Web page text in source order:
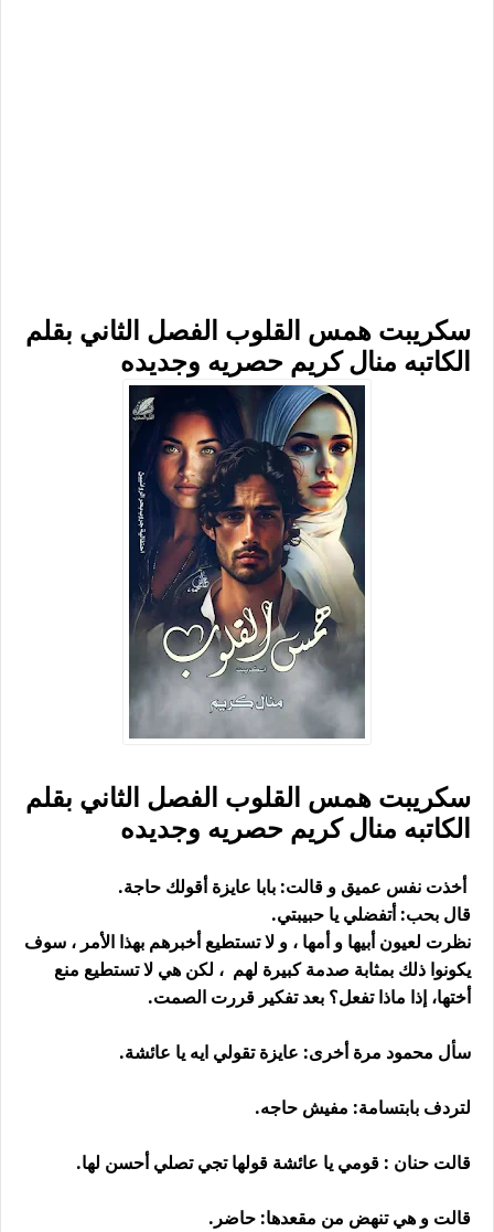
سكريبت همس القلوب الفصل الثاني بقلم
الكاتبه منال كريم حصريه وجديده
سكريبت همس القلوب الفصل الثاني بقلم
الكاتبه منال كريم حصريه وجديده
أخذت نفس عميق و قالت: بابا عايزة أقولك حاجة.
قال بحب: أتفضلي يا حبيبتي.
نظرت لعيون أبيها و أمها ، و لا تستطيع أخبرهم بهذا الأمر ، سوف
يكونوا ذلك بمثابة صدمة كبيرة لهم ، لكن هي لا تستطيع منع
أختها، إذا ماذا تفعل؟ بعد تفكير قررت الصمت.
سأل محمود مرة أخرى: عايزة تقولي ايه يا عائشة.
لتردف بابتسامة: مفيش حاجه.
قالت حنان : قومي يا عائشة قولها تجي تصلي أحسن لها.
قالت و هي تنهض من مقعدها: حاضر.